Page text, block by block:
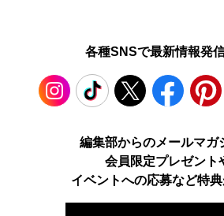
各種SNSで最新情報発信
TikTok Facebook Pinterest
編集部からのメールマガ
会員限定プレゼント
イベントへの応募など特